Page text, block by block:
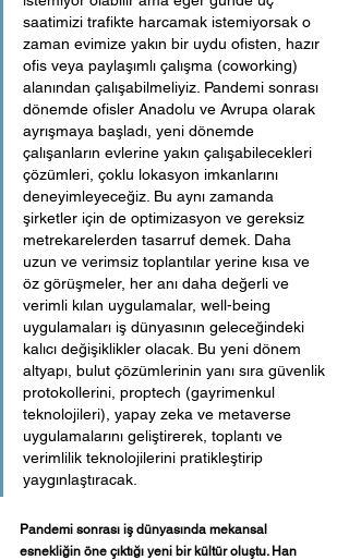
saatimizi trafikte harcamak istemiyorsak o
zaman evimize yakın bir uydu ofisten, hazır
ofis veya paylaşımlı çalışma (coworking)
alanından çalışabilmeliyiz. Pandemi sonrası
dönemde ofisler Anadolu ve Avrupa olarak
ayrışmaya başladı, yeni dönemde
çalışanların evlerine yakın çalışabilecekleri
çözümleri, çoklu lokasyon imkanlarını
deneyimleyeceğiz. Bu aynı zamanda
şirketler için de optimizasyon ve gereksiz
metrekarelerden tasarruf demek. Daha
uzun ve verimsiz toplantılar yerine kısa ve
öz görüşmeler, her anı daha değerli ve
verimli kılan uygulamalar, well-being
uygulamaları iş dünyasının geleceğindeki
kalıcı değişiklikler olacak. Bu yeni dönem
altyapı, bulut çözümlerinin yanı sıra güvenlik
protokollerini, proptech (gayrimenkul
teknolojileri), yapay zeka ve metaverse
uygulamalarını geliştirerek, toplantı ve
verimlilik teknolojilerini pratikleştirip
yaygınlaştıracak.
Pandemi sonrası iş dünyasında mekansal
esnekliğin öne çıktığı yeni bir kültür oluştu. Han